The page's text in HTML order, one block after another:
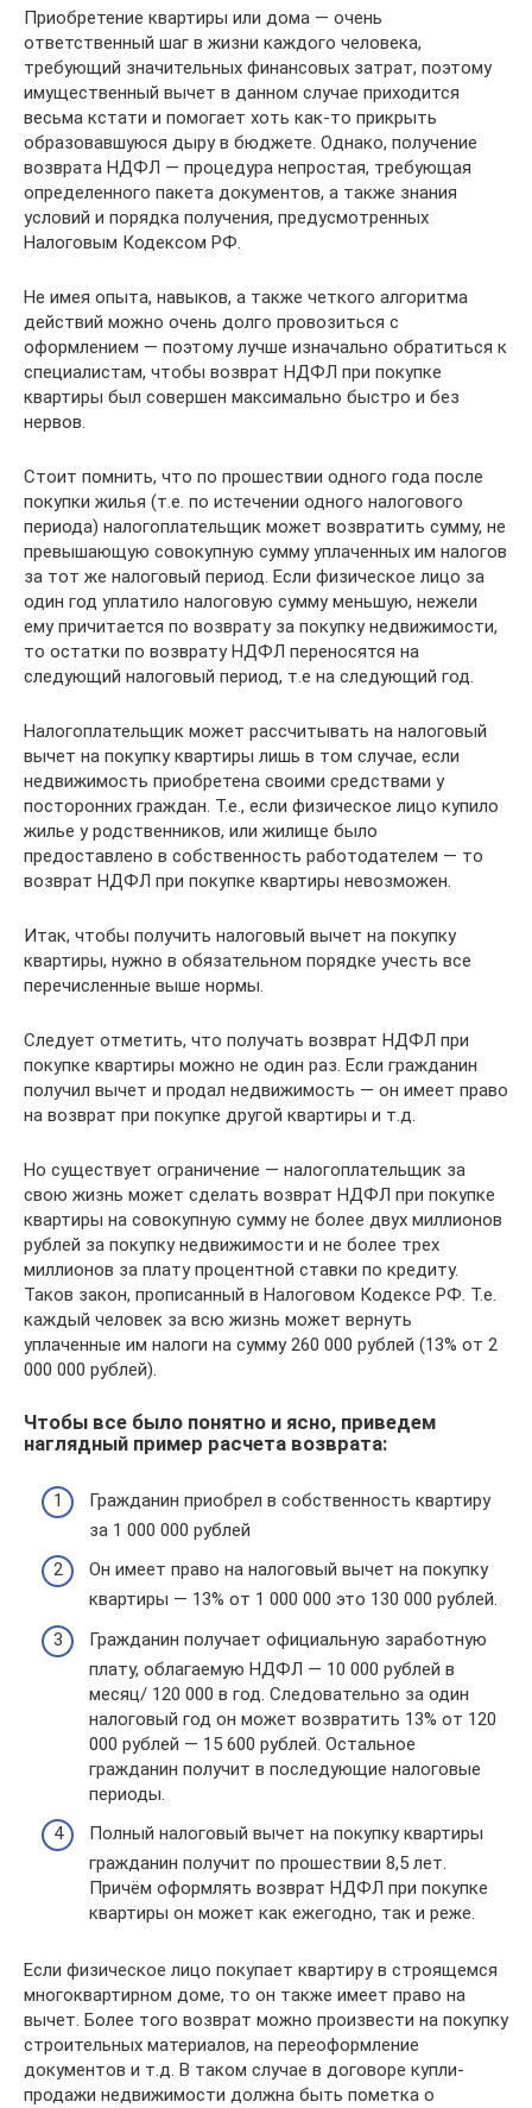
Приобретение квартиры или дома — очень
ответственный шаг в жизни каждого человека,
требующий значительных финансовых затрат, поэтому
имущественный вычет в данном случае приходится
весьма кстати и помогает хоть как-то прикрыть
образовавшуюся дыру в бюджете. Однако, получение
возврата НДФЛ — процедура непростая, требующая
определенного пакета документов, а также знания
условий и порядка получения, предусмотренных
Налоговым Кодексом РФ.
Не имея опыта, навыков, а также четкого алгоритма
действий можно очень долго провозиться с
оформлением — поэтому лучше изначально обратиться к
специалистам, чтобы возврат НДФЛ при покупке
квартиры был совершен максимально быстро и без
нервов.
Стоит помнить, что по прошествии одного года после
покупки жилья (т.е. по истечении одного налогового
периода) налогоплательщик может возвратить сумму, не
превышающую совокупную сумму уплаченных им налогов
за тот же налоговый период. Если физическое лицо за
один год уплатило налоговую сумму меньшую, нежели
ему причитается по возврату за покупку недвижимости,
то остатки по возврату НДФЛ переносятся на
следующий налоговый период, т.е на следующий год.
Налогоплательщик может рассчитывать на налоговый
вычет на покупку квартиры лишь в том случае, если
недвижимость приобретена своими средствами у
посторонних граждан. Т.е., если физическое лицо купило
жилье у родственников, или жилище было
предоставлено в собственность работодателем — то
возврат НДФЛ при покупке квартиры невозможен.
Итак, чтобы получить налоговый вычет на покупку
квартиры, нужно в обязательном порядке учесть все
перечисленные выше нормы.
Следует отметить, что получать возврат НДФЛ при
покупке квартиры можно не один раз. Если гражданин
получил вычет и продал недвижимость — он имеет право
на возврат при покупке другой квартиры и т.д.
Но существует ограничение — налогоплательщик за
свою жизнь может сделать возврат НДФЛ при покупке
квартиры на совокупную сумму не более двух миллионов
рублей за покупку недвижимости и не более трех
миллионов за плату процентной ставки по кредиту.
Таков закон, прописанный в Налоговом Кодексе РФ. Т.е.
каждый человек за всю жизнь может вернуть
уплаченные им налоги на сумму 260 000 рублей (13% от 2
000 000 рублей).
Чтобы все было понятно и ясно, приведем
наглядный пример расчета возврата:
Гражданин приобрел в собственность квартиру
за 1 000 000 рублей
Он имеет право на налоговый вычет на покупку
квартиры — 13% от 1 000 000 это 130 000 рублей.
Гражданин получает официальную заработную
плату, облагаемую НДФЛ — 10 000 рублей в
месяц/ 120 000 в год. Следовательно за один
налоговый год он может возвратить 13% от 120
000 рублей — 15 600 рублей. Остальное
гражданин получит в последующие налоговые
периоды.
Полный налоговый вычет на покупку квартиры
гражданин получит по прошествии 8,5 лет.
Причём оформлять возврат НДФЛ при покупке
квартиры он может как ежегодно, так и реже.
Если физическое лицо покупает квартиру в строящемся
многоквартирном доме, то он также имеет право на
вычет. Более того возврат можно произвести на покупку
строительных материалов, на переоформление
документов и т.д. В таком случае в договоре купли-
продажи недвижимости должна быть пометка о